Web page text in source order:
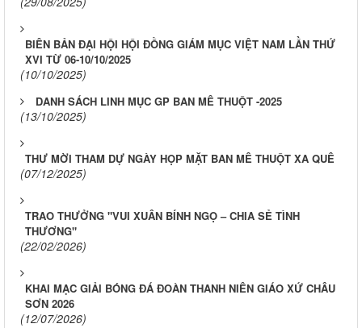
BIÊN BẢN ĐẠI HỘI HỘI ĐỒNG GIÁM MỤC VIỆT NAM LẦN THỨ
XVI TỪ 06-10/10/2025
(10/10/2025)
DANH SÁCH LINH MỤC GP BAN MÊ THUỘT -2025
(13/10/2025)
THƯ MỜI THAM DỰ NGÀY HỌP MẶT BAN MÊ THUỘT XA QUÊ
(07/12/2025)
TRAO THƯỞNG "VUI XUÂN BÍNH NGỌ – CHIA SẺ TÌNH
THƯƠNG"
(22/02/2026)
KHAI MẠC GIẢI BÓNG ĐÁ ĐOÀN THANH NIÊN GIÁO XỨ CHÂU
SƠN 2026
(12/07/2026)